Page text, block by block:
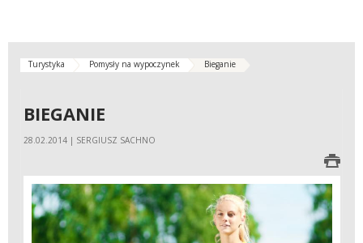
Turystyka Pomysły na wypoczynek Bieganie
BIEGANIE
28.02.2014 | SERGIUSZ SACHNO